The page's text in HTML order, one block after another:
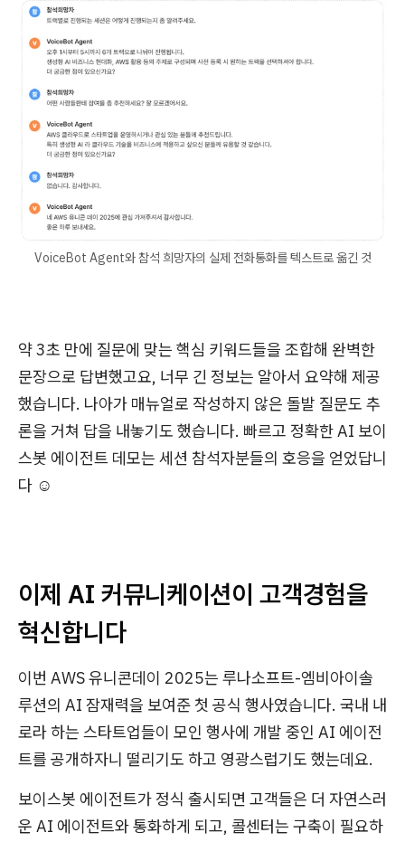
VoiceBot Agent와 참석 희망자의 실제 전화통화를 텍스트로 옮긴 것
약 3초 만에 질문에 맞는 핵심 키워드들을 조합해 완벽한
문장으로 답변했고요, 너무 긴 정보는 알아서 요약해 제공
했습니다. 나아가 매뉴얼로 작성하지 않은 돌발 질문도 추
론을 거쳐 답을 내놓기도 했습니다. 빠르고 정확한 AI 보이
스봇 에이전트 데모는 세션 참석자분들의 호응을 얻었답니
다 ☺️
이제 AI 커뮤니케이션이 고객경험을
혁신합니다
이번 AWS 유니콘데이 2025는 루나소프트-엠비아이솔
루션의 AI 잠재력을 보여준 첫 공식 행사였습니다. 국내 내
로라 하는 스타트업들이 모인 행사에 개발 중인 AI 에이전
트를 공개하자니 떨리기도 하고 영광스럽기도 했는데요.
보이스봇 에이전트가 정식 출시되면 고객들은 더 자연스러
운 AI 에이전트와 통화하게 되고, 콜센터는 구축이 필요하